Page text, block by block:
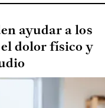
ayudar a los
dolor físico y